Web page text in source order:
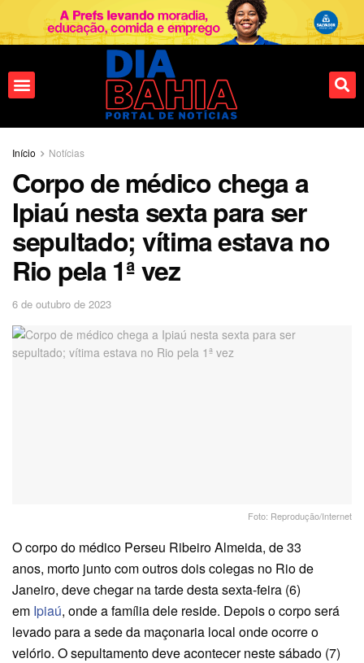
Início Notícias
Corpo de médico chega a
Ipiaú nesta sexta para ser
sepultado; vítima estava no
Rio pela 1ª vez
6 de outubro de 2023
Foto: Reprodução/Internet
O corpo do médico Perseu Ribeiro Almeida, de 33
anos, morto junto com outros dois colegas no Rio de
Janeiro, deve chegar na tarde desta sexta-feira (6)
em Ipiaú, onde a família dele reside. Depois o corpo será
levado para a sede da maçonaria local onde ocorre o
velório. O sepultamento deve acontecer neste sábado (7)